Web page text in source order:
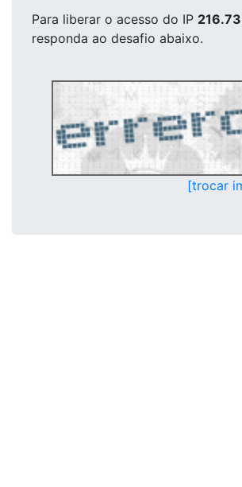
Para liberar o acesso do IP
responda ao desafio abaixo.
[trocar